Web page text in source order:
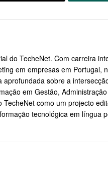
do TecheNet. Com carreira
em empresas em Portugal,
aprofundada sobre a
em Gestão,
TecheNet como um projecto
tecnológica em língua